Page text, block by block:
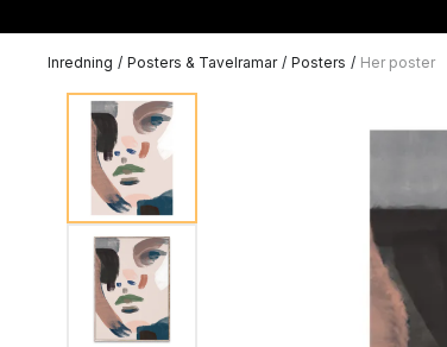
Inredning / Posters & Tavelramar / Posters / Her poster